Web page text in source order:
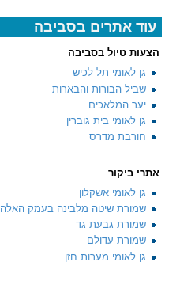
עוד אתרים בסביבה
הצעות טיול בסביבה
גן לאומי תל לכיש
שביל הבורות והבארות
יער המלאכים
גן לאומי בית גוברין
חורבת מדרס
אתרי ביקור
גן לאומי אשקלון
שמורת שיטה מלבינה בעמק האלה
שמורת גבעת גד
שמורת עדולם
גן לאומי מערות חזן